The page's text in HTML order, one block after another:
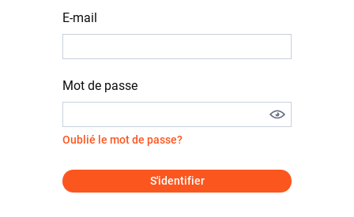
E-mail
Mot de passe
Oublié le mot de passe?
S'identifier